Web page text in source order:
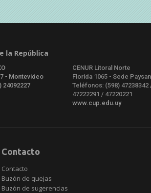
la República
- Montevideo
24092227
CENUR Litoral Norte
Florida 1065 - Sede
Teléfonos: (598) 47238342
47222291 / 47220221
www.cup.edu.uy
Contacto
Contacto
Buzón de quejas
Buzón de sugerencias